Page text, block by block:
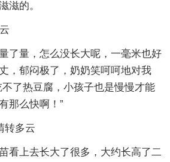
滋的。
了量，怎么没长大呢，一毫米也好
，郁闷极了，奶奶笑呵呵地对我
了热豆腐，小孩子也是慢慢才能
那么快啊！”
转多云
看上去长大了很多，大约长高了二